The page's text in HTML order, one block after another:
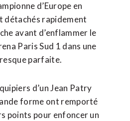
d’Europe en
détachés rapidement
avant d’enflammer le
Paris Sud 1 dans une
parfaite.
d’un Jean Patry
forme ont remporté
points pour enfoncer un